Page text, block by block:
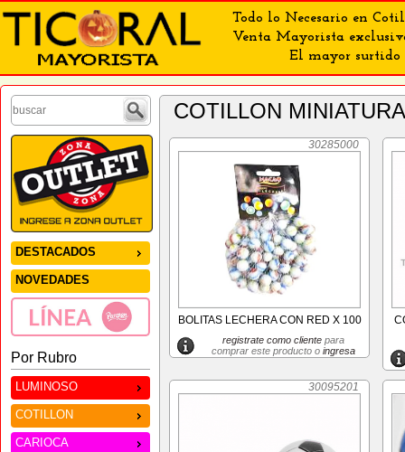
Todo lo Necesario en
Venta Mayorista
El mayor surtido
DESTACADOS
NOVEDADES
Por Rubro
LUMINOSO
COTILLON
CARIOCA
COTILLON
30285000
BOLITAS LECHERA CON RED X 100
registrate como clientepara
comprar este producto o ingresa
30095201